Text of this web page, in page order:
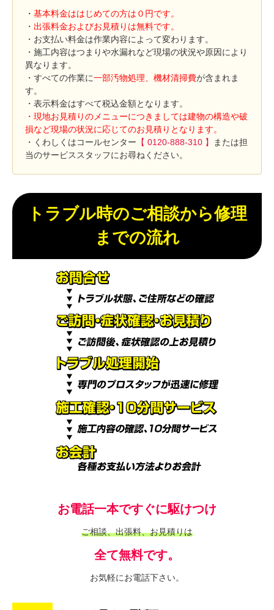
・ 基本料金ははじめての方は０円です。
・ 出張料金およびお見積りは無料です。
・お支払い料金は作業内容によって変わります。
・施工内容はつまりや水漏れなど現場の状況や原因により
異なります。
・すべての作業に一部汚物処理、機材清掃費が含まれま
す。
・表示料金はすべて税込金額となります。
・現地お見積りのメニューにつきましては建物の構造や破
損など現場の状況に応じてのお見積りとなります。
・くわしくはコールセンター 【 0120-888-310 】
または担
当のサービススタッフにお尋ねください。
トラブル時のご相談から修理
までの流れ
お電話一本ですぐに駆けつけ
ご相談、出張料、お見積りは
全て無料です。
お気軽にお電話下さい。